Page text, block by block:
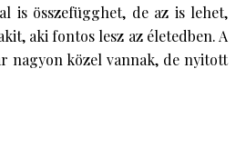
is összefügghet, de az is lehet,
aki fontos lesz az életedben. A
nagyon közel vannak, de nyitott